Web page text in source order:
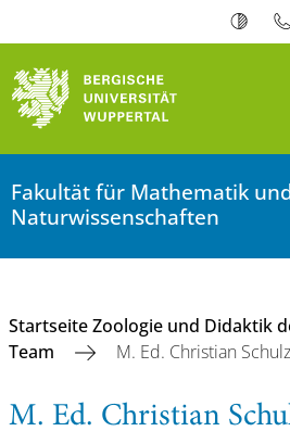
Fakultät für Mathematik
Naturwissenschaften
Startseite Zoologie und Didaktik
Team
M. Ed. Christian Schulz
M. Ed. Christian